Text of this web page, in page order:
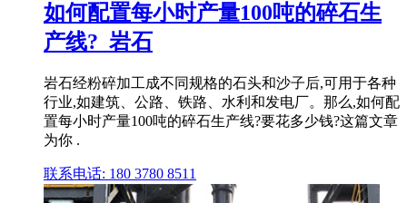
如何配置每小时产量100吨的碎石生
产线?_岩石
岩石经粉碎加工成不同规格的石头和沙子后,可用于各种
行业,如建筑、公路、铁路、水利和发电厂。那么,如何配
置每小时产量100吨的碎石生产线?要花多少钱?这篇文章
为你 .
联系电话: 180 3780 8511